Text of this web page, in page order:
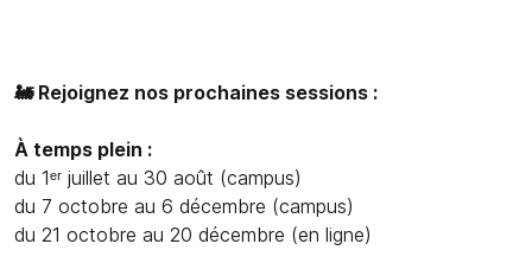
🚂 Rejoignez nos prochaines sessions :
À temps plein :
du 1ᵉʳ juillet au 30 août (campus)
du 7 octobre au 6 décembre (campus)
du 21 octobre au 20 décembre (en ligne)